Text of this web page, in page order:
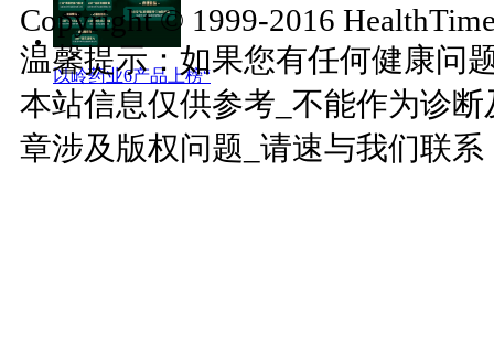
以岭药业6产品上榜“
Copyright © 1999-2016
温馨提示：如果您有任何健康问
本站信息仅供参考_不能作为诊
章涉及版权问题_请速与我们联系